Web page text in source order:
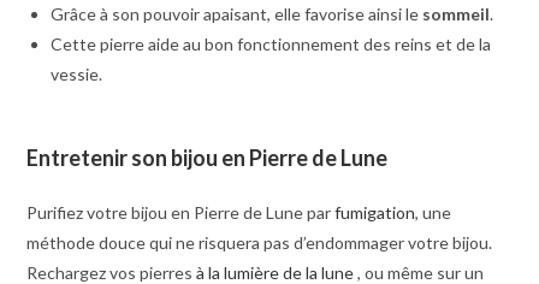
Grâce à son pouvoir apaisant, elle favorise ainsi le sommeil.
Cette pierre aide au bon fonctionnement des reins et de la
vessie.
Entretenir son bijou en Pierre de Lune
Purifiez votre bijou en Pierre de Lune parfumigation, une
méthode douce qui ne risquera pas d’endommager votre bijou.
Rechargez vos pierresà la lumière de la lune, ou même sur un